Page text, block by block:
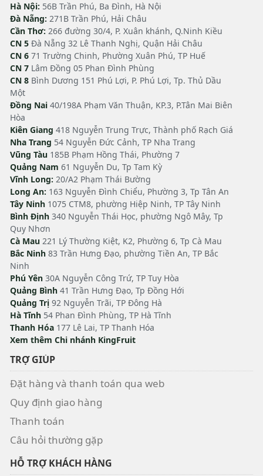
Hà Nội: 56B Trần Phú, Ba Đình, Hà Nội
Đà Nẵng: 271B Trần Phú, Hải Châu
Cần Thơ: 266 đường 30/4, P. Xuân khánh, Q.Ninh Kiều
CN 5 Đà Nẵng 32 Lê Thanh Nghị, Quận Hải Châu
CN 6 71 Trường Chinh, Phường Xuân Phú, TP Huế
CN 7 Lâm Đồng 05 Phan Đình Phùng
CN 8 Bình Dương 151 Phú Lợi, P. Phú Lợi, Tp. Thủ Dầu
Một
Đồng Nai 40/198A Phạm Văn Thuận, KP.3, P.Tân Mai Biên
Hòa
Kiên Giang 418 Nguyễn Trung Trực, Thành phố Rạch Giá
Nha Trang 54 Nguyễn Đức Cảnh, TP Nha Trang
Vũng Tàu 185B Phạm Hồng Thái, Phường 7
Quảng Nam 61 Nguyễn Du, Tp Tam Kỳ
Vĩnh Long: 20/A2 Phạm Thái Bường
Long An: 163 Nguyễn Đình Chiểu, Phường 3, Tp Tân An
Tây Ninh 1075 CTM8, phường Hiệp Ninh, TP Tây Ninh
Bình Định 340 Nguyễn Thái Học, phường Ngô Mây, Tp
Quy Nhơn
Cà Mau 221 Lý Thường Kiệt, K2, Phường 6, Tp Cà Mau
Bắc Ninh 83 Trần Hưng Đạo, phường Tiền An, TP Bắc
Ninh
Phú Yên 30A Nguyễn Công Trứ, TP Tuy Hòa
Quảng Bình 41 Trần Hưng Đạo, Tp Đồng Hới
Quảng Trị 92 Nguyễn Trãi, TP Đông Hà
Hà Tĩnh 54 Phan Đình Phùng, TP Hà Tĩnh
Thanh Hóa 177 Lê Lai, TP Thanh Hóa
Xem thêm Chi nhánh KingFruit
TRỢ GIÚP
Đặt hàng và thanh toán qua web
Quy định giao hàng
Thanh toán
Câu hỏi thường gặp
HỖ TRỢ KHÁCH HÀNG